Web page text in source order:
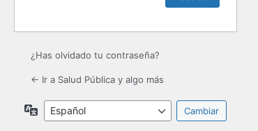
¿Has olvidado tu contraseña?
← Ir a Salud Pública y algo más
Idioma